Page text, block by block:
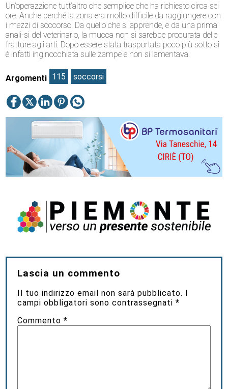
Un’operazzione tutt’altro che semplice che ha richiesto circa sei
ore. Anche perché la zona era molto difficile da raggiungere con
i mezzi di soccorso. Da quello che si apprende, e da una prima
anali-si del veterinario, la mucca non si sarebbe procurata delle
fratture agli arti. Dopo essere stata trasportata poco più sotto si
è infatti inginocchiata sulle zampe e non si lamentava.
Argomenti 115 soccorsi
Lascia un commento
Il tuo indirizzo email non sarà pubblicato.
campi obbligatori sono contrassegnati*
Commento*